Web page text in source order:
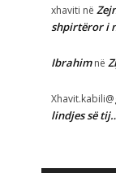
xhaviti në
shpirtëror i
Ibrahimnë
lindjes së